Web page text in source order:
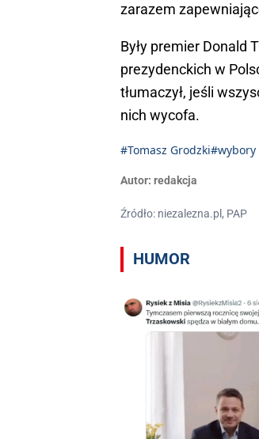
zarazem
Były premier Donald
prezydenckich w
tłumaczył, jeśli
nich wycofa.
#Tomasz Grodzki#wybory
Autor: redakcja
Źródło: niezalezna.pl, PAP
HUMOR